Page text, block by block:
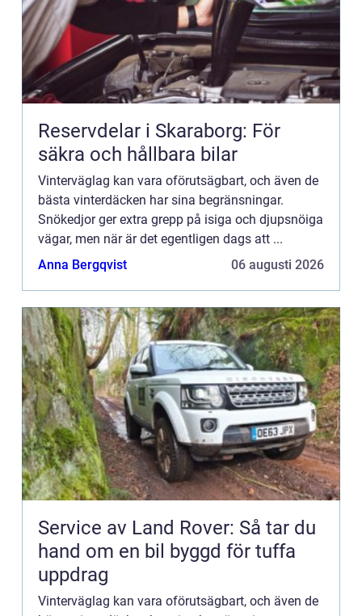
Reservdelar i Skaraborg: För
säkra och hållbara bilar
Vinterväglag kan vara oförutsägbart, och även de
bästa vinterdäcken har sina begränsningar.
Snökedjor ger extra grepp på isiga och djupsnöiga
vägar, men när är det egentligen dags att ...
Anna Bergqvist
06 augusti 2026
Service av Land Rover: Så tar du
hand om en bil byggd för tuffa
uppdrag
Vinterväglag kan vara oförutsägbart, och även de